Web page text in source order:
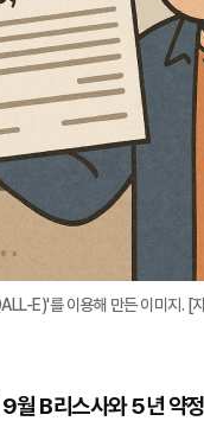
E)'를 이용해 만든 이미지. [
B리스사와 5년 약